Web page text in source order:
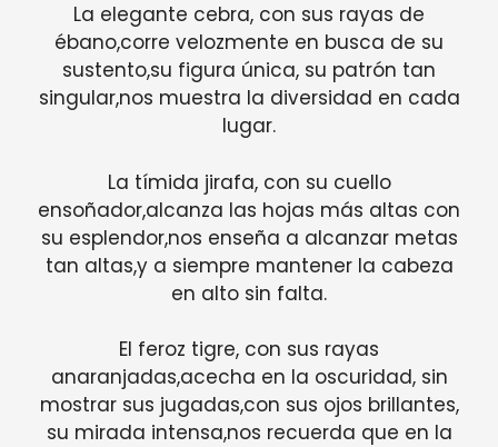
La elegante cebra, con sus rayas de
ébano,corre velozmente en busca de su
sustento,su figura única, su patrón tan
singular,nos muestra la diversidad en cada
lugar.
La tímida jirafa, con su cuello
ensoñador,alcanza las hojas más altas con
su esplendor,nos enseña a alcanzar metas
tan altas,y a siempre mantener la cabeza
en alto sin falta.
El feroz tigre, con sus rayas
anaranjadas,acecha en la oscuridad, sin
mostrar sus jugadas,con sus ojos brillantes,
su mirada intensa,nos recuerda que en la